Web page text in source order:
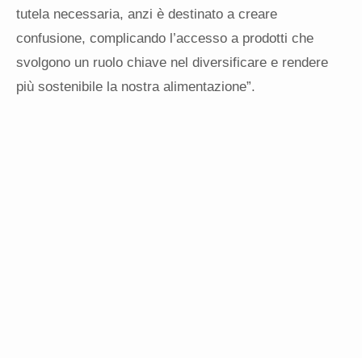
tutela necessaria, anzi è destinato a creare
confusione, complicando l’accesso a prodotti che
svolgono un ruolo chiave nel diversificare e rendere
più sostenibile la nostra alimentazione”.